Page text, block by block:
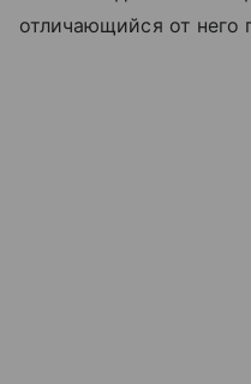
отличающийся от него